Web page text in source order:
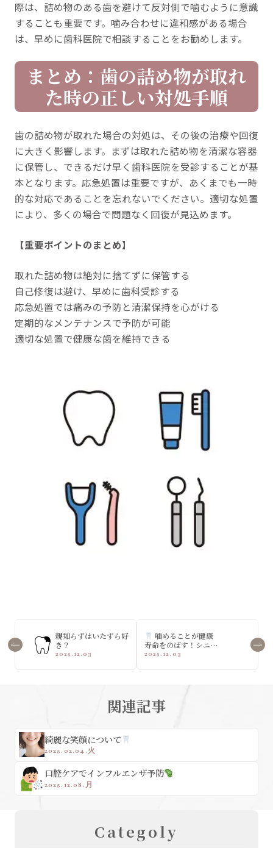
際は、詰め物のある歯を避けて反対側で噛むように意識
することも重要です。噛み合わせに違和感がある場合
は、早めに歯科医院で相談することをお勧めします。
まとめ：歯の詰め物が取れ
た時の正しい対処手順
歯の詰め物が取れた場合の対処は、その後の治療や回復
に大きく影響します。まずは取れた詰め物を清潔な容器
に保管し、できるだけ早く歯科医院を受診することが基
本となります。応急処置は重要ですが、あくまでも一時
的な対応であることを忘れないでください。適切な処置
により、多くの場合で問題なく回復が見込めます。
【重要ポイントのまとめ】
取れた詰め物は絶対に捨てずに保管する
自己修復は避け、早めに歯科受診する
応急処置では痛みの予防と清潔保持を心がける
定期的なメンテナンスで予防が可能
適切な処置で健康な歯を維持できる
親知らずはいたずら好
き？
2025.12.03
噛めることが健康
寿命をのばす！シニア
世代の歯のケア
2025.12.03
関連記事
綺麗な笑顔について
2025.02.04.火
口腔ケアでインフルエンザ予防
2025.12.08.月
Categoly